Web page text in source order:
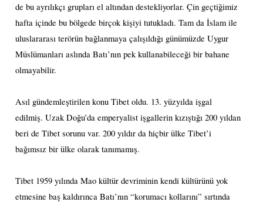
de bu ayrılıkçı grupları el altından destekliyorlar. Çin geçtiğimiz
hafta içinde bu bölgede birçok kişiyi tutukladı. Tam da İslam ile
uluslararası terörün bağlanmaya çalışıldığı günümüzde Uygur
Müslümanları aslında Batı’nın pek kullanabileceği bir bahane
olmayabilir.
Asıl gündemleştirilen konu Tibet oldu. 13. yüzyılda işgal
edilmiş. Uzak Doğu’da emperyalist işgallerin kızıştığı 200 yıldan
beri de Tibet sorunu var. 200 yıldır da hiçbir ülke Tibet’i
bağımsız bir ülke olarak tanımamış.
Tibet 1959 yılında Mao kültür devriminin kendi kültürünü yok
etmesine baş kaldırınca Batı’nın “korumacı kollarını” sırtında